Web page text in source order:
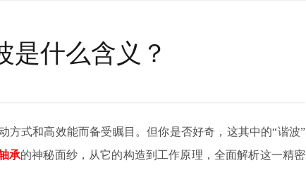
是什么含义？
方式和高效能而备受瞩目。但你是否好奇，这其中的“谐波”
承的神秘面纱，从它的构造到工作原理，全面解析这一精密